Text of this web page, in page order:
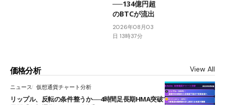
──134億円超
のBTCが流出
2026年08月03
日 13時37分
価格分析 View All
ニュース 仮想通貨チャート分析
リップル、反転の条件整うか──4時間足長期HMA突破で雲下端を目指す